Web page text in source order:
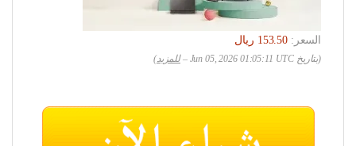
السعر:
‏153.50 ريال
(بتاريخ Jun 05, 2026 01:05:11 UTC – للمزيد)